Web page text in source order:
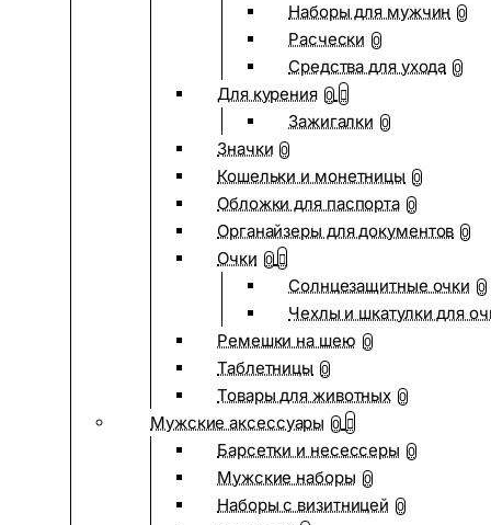
Наборы для мужчин 0
Расчески 0
Средства для ухода 0
Для курения 0
Зажигалки 0
Значки 0
Кошельки и монетницы 0
Обложки для паспорта 0
Органайзеры для документов 0
Очки 0
Солнцезащитные очки 0
Чехлы и шкатулки для
Ремешки на шею 0
Таблетницы 0
Товары для животных 0
Мужские аксессуары 0
Барсетки и несессеры 0
Мужские наборы 0
Наборы с визитницей 0